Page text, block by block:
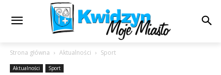
Strona główna Aktualności Sport
Aktualności Sport